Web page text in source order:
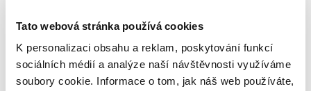
Tato webová stránka používá cookies
K personalizaci obsahu a reklam, poskytování funkcí
sociálních médií a analýze naší návštěvnosti využíváme
soubory cookie. Informace o tom, jak náš web používáte,